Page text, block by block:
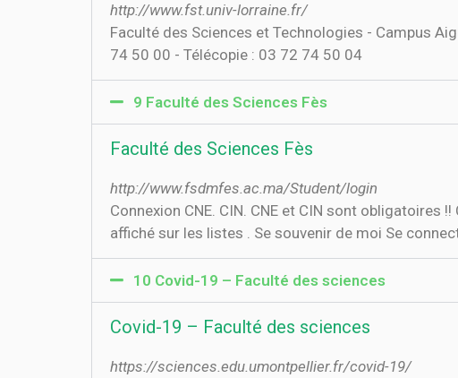
http://www.fst.univ-lorraine.fr/
Faculté des Sciences et Technologies - Campus
74 50 00 - Télécopie : 03 72 74 50 04
9 Faculté des Sciences Fès
Faculté des Sciences Fès
http://www.fsdmfes.ac.ma/Student/login
Connexion CNE. CIN. CNE et CIN sont obligatoires
affiché sur les listes . Se souvenir de moi Se
10 Covid-19 – Faculté des sciences
Covid-19 – Faculté des sciences
https://sciences.edu.umontpellier.fr/covid-19/